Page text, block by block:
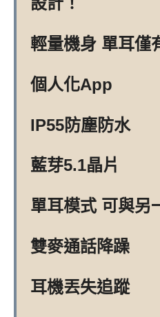
輕量機身 單耳僅
個人化App
IP55防塵防水
藍芽5.1晶片
單耳模式 可與另
雙麥通話降躁
耳機丟失追蹤